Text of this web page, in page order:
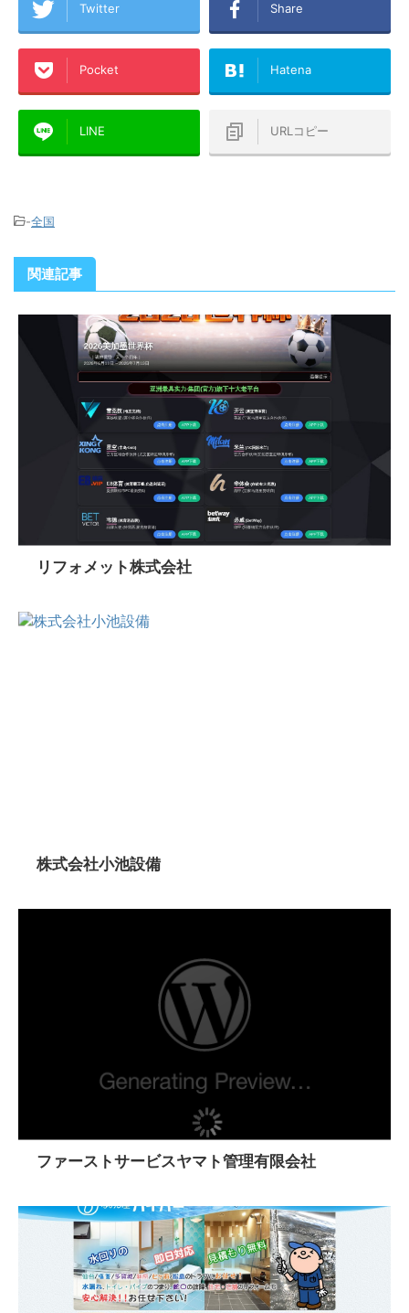
Twitter Share
Pocket Hatena
LINE URLコピー
-全国
関連記事
リフォメット株式会社
株式会社小池設備
ファーストサービスヤマト管理有限会社